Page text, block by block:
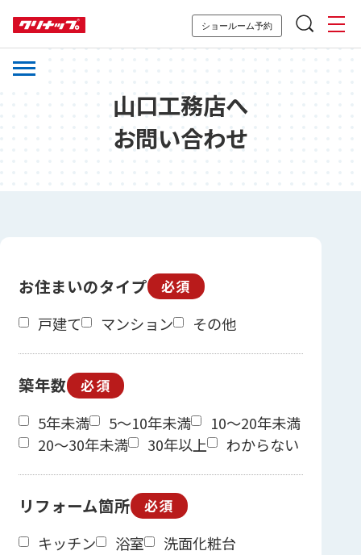
ショールーム予約
山口工務店へ
お問い合わせ
お住まいのタイプ 必須
戸建て マンション その他
築年数 必須
5年未満 5～10年未満
10～20年未満
20～30年未満
30年以上 わからない
リフォーム箇所 必須
キッチン 浴室
洗面化粧台